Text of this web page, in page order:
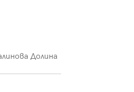
Address Run
Долина